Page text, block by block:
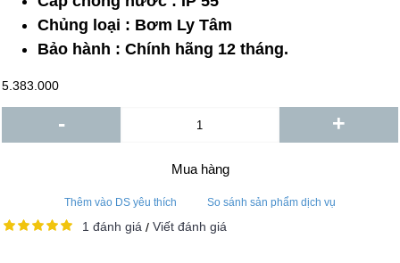
Chủng loại : Bơm Ly Tâm
Bảo hành : Chính hãng 12 tháng.
5.383.000
- +
Mua hàng
Thêm vào DS yêu thích So sánh sản phẩm dịch vụ
1 đánh giá / Viết đánh giá